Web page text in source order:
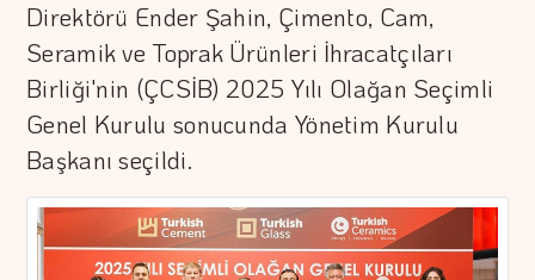
Direktörü Ender Şahin, Çimento, Cam,
Seramik ve Toprak Ürünleri İhracatçıları
Birliği'nin (ÇCSİB) 2025 Yılı Olağan Seçimli
Genel Kurulu sonucunda Yönetim Kurulu
Başkanı seçildi.